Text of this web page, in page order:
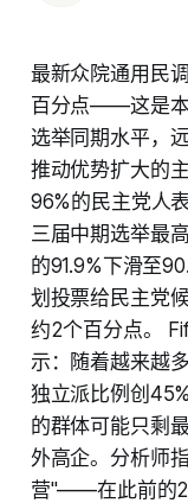
最新众院通用民
百分点——这是本
选举同期水平，
推动优势扩大的
96%的民主党人
三届中期选举最
的91.9%下滑至
划投票给民主党
约2个百分点。
示：随着越来越
独立派比例创
的群体可能只剩
外高企。分析师
营"——在此前的